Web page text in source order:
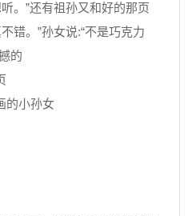
。”还有祖孙又和好的那页
错。”孙女说:“不是巧克力
的
的小孙女